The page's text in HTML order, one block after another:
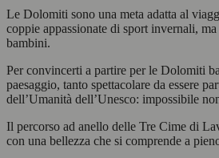
Le Dolomiti sono una meta adatta al
coppie appassionate di sport invernali,
bambini.
Per convincerti a partire per le Dolomiti
paesaggio, tanto spettacolare da essere
dell’Umanità dell’Unesco: impossibile
Il percorso ad anello delle Tre Cime di
con una bellezza che si comprende a